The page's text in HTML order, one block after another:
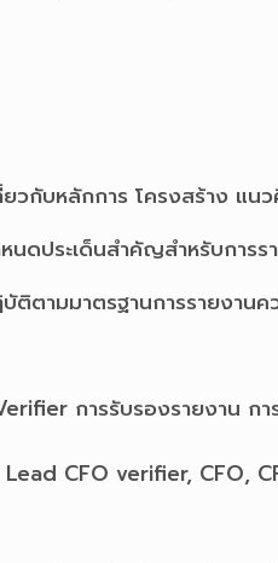
กี่ยวกับหลักการ โครงสร้าง
ดประเด็นสำคัญสำหรับการ
ตามมาตรฐานการรายงาน
การรับรองรายงาน ก
Lead CFO verifier, CFO,